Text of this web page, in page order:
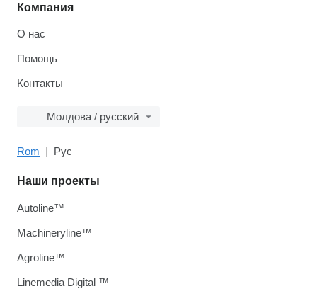
Компания
О нас
Помощь
Контакты
Молдова / русский
Rom Рус
Наши проекты
Autoline™
Machineryline™
Agroline™
Linemedia Digital ™